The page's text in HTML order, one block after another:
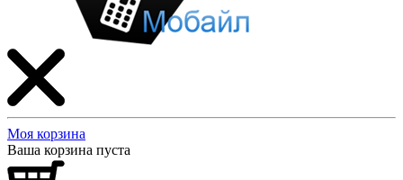
Моя корзина
Ваша корзина пуста